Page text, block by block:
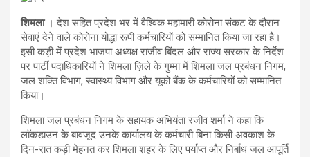
शिमला। देश सहित प्रदेश भर में वैश्विक महामारी कोरोना संकट के दौरान
सेवाएं देने वाले कोरोना योद्धा रूपी कर्मचारियों को सम्मानित किया जा रहा है।
इसी कड़ी में प्रदेश भाजपा अध्यक्ष राजीव बिंदल और राज्य सरकार के निर्देश
पर पार्टी पदाधिकारियों ने शिमला ज़िले के गुम्मा में शिमला जल प्रबंधन निगम,
जल शक्ति विभाग, स्वास्थ्य विभाग और यूको बैंक के कर्मचारियों को सम्मानित
किया।
शिमला जल प्रबंधन निगम के सहायक अभियंता रंजीव शर्मा ने कहा कि
लाॅकडाउन के बावजूद उनके कार्यालय के कर्मचारी बिना किसी अवकाश के
दिन-रात कड़ी मेहनत कर शिमला शहर के लिए पर्याप्त और निर्बाध जल आपूर्ति